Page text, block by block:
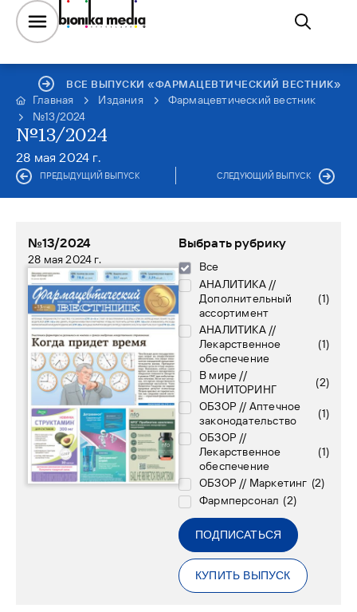
Главная Издания
Фармацевтический вестник
№13/2024
ВСЕ ВЫПУСКИ «ФАРМАЦЕВТИЧЕСКИЙ ВЕСТНИК»
№13/2024
28 мая 2024 г.
ПРЕДЫДУЩИЙ ВЫПУСК СЛЕДУЮЩИЙ ВЫПУСК
№13/2024
28 мая 2024 г.
Выбрать рубрику
Все
АНАЛИТИКА //
Дополнительный
ассортимент
(1)
АНАЛИТИКА //
Лекарственное
обеспечение
(1)
В мире //
МОНИТОРИНГ
(2)
ОБЗОР // Аптечное
законодательство
(1)
ОБЗОР //
Лекарственное
обеспечение
(1)
ОБЗОР // Маркетинг (2)
Фармперсонал (2)
ПОДПИСАТЬСЯ
КУПИТЬ ВЫПУСК